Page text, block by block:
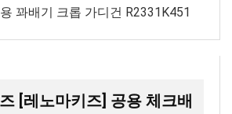
꽈배기 크롭 가디건 R2331K451
[레노마키즈] 공용 체크배